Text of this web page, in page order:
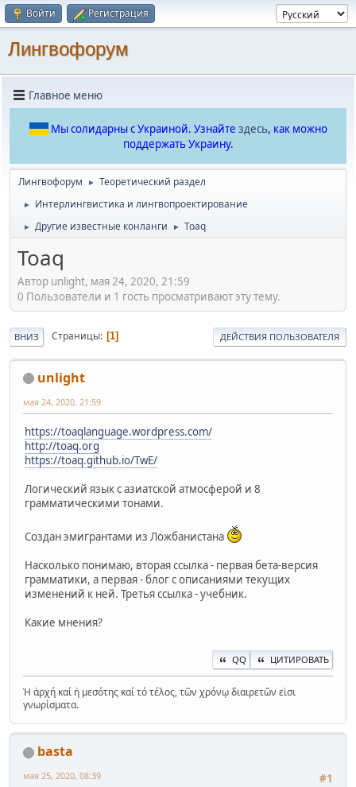
Войти Регистрация
Лингвофорум
Главное меню
Мы солидарны с Украиной. Узнайте здесь, как можно
поддержать Украину.
Лингвофорум ► Теоретический раздел
► Интерлингвистика и лингвопроектирование
► Другие известные конланги ► Toaq
Toaq
Автор unlight, мая 24, 2020, 21:59
0 Пользователи и 1 гость просматривают эту тему.
ВНИЗ Страницы 1 ДЕЙСТВИЯ ПОЛЬЗОВАТЕЛЯ
unlight
мая 24, 2020, 21:59
https://toaqlanguage.wordpress.com/
http://toaq.org
https://toaq.github.io/TwE/
Логический язык с азиатской атмосферой и 8
грамматическими тонами.
Создан эмигрантами из Ложбанистана
Насколько понимаю, вторая ссылка - первая бета-версия
грамматики, а первая - блог с описаниями текущих
изменений к ней. Третья ссылка - учебник.
Какие мнения?
QQ ЦИТИРОВАТЬ
Ἡ ἀρχή καί ἡ μεσότης καί τό τέλος, τῶν χρόνῳ διαιρετῶν εἰσι
γνωρίσματα.
basta
#1
мая 25, 2020, 08:39